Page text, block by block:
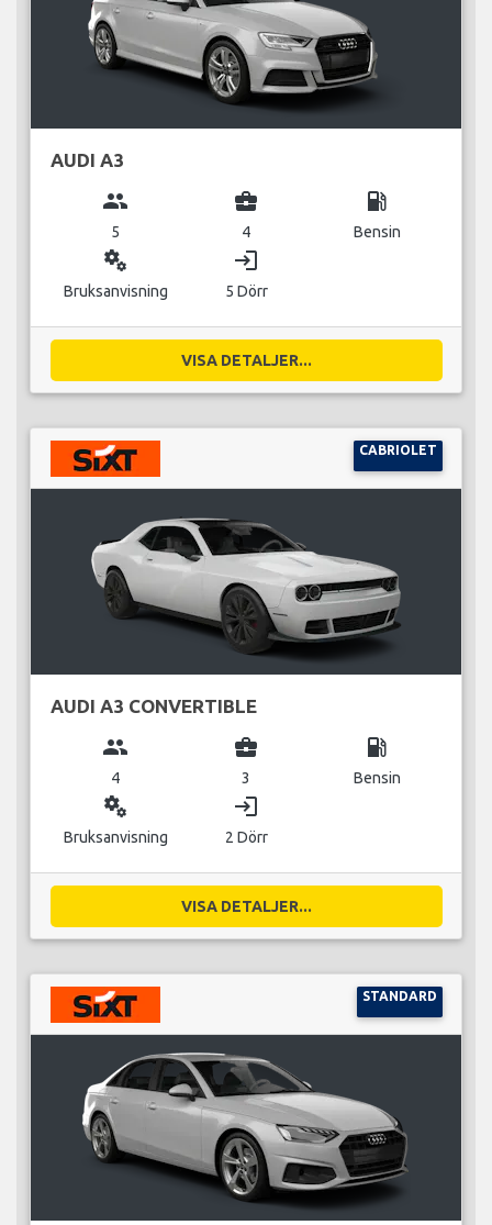
AUDI A3
group
5
business_center
4
local_gas_station
Bensin
miscellaneous_services
Bruksanvisning
login
5 Dörr
VISA DETALJER...
CABRIOLET
AUDI A3 CONVERTIBLE
group
4
business_center
3
local_gas_station
Bensin
miscellaneous_services
Bruksanvisning
login
2 Dörr
VISA DETALJER...
STANDARD